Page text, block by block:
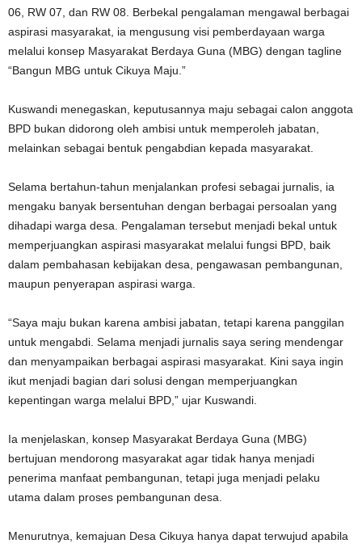
06, RW 07, dan RW 08. Berbekal pengalaman mengawal berbagai
aspirasi masyarakat, ia mengusung visi pemberdayaan warga
melalui konsep Masyarakat Berdaya Guna (MBG) dengan tagline
“Bangun MBG untuk Cikuya Maju.”
Kuswandi menegaskan, keputusannya maju sebagai calon anggota
BPD bukan didorong oleh ambisi untuk memperoleh jabatan,
melainkan sebagai bentuk pengabdian kepada masyarakat.
Selama bertahun-tahun menjalankan profesi sebagai jurnalis, ia
mengaku banyak bersentuhan dengan berbagai persoalan yang
dihadapi warga desa. Pengalaman tersebut menjadi bekal untuk
memperjuangkan aspirasi masyarakat melalui fungsi BPD, baik
dalam pembahasan kebijakan desa, pengawasan pembangunan,
maupun penyerapan aspirasi warga.
“Saya maju bukan karena ambisi jabatan, tetapi karena panggilan
untuk mengabdi. Selama menjadi jurnalis saya sering mendengar
dan menyampaikan berbagai aspirasi masyarakat. Kini saya ingin
ikut menjadi bagian dari solusi dengan memperjuangkan
kepentingan warga melalui BPD,” ujar Kuswandi.
Ia menjelaskan, konsep Masyarakat Berdaya Guna (MBG)
bertujuan mendorong masyarakat agar tidak hanya menjadi
penerima manfaat pembangunan, tetapi juga menjadi pelaku
utama dalam proses pembangunan desa.
Menurutnya, kemajuan Desa Cikuya hanya dapat terwujud apabila